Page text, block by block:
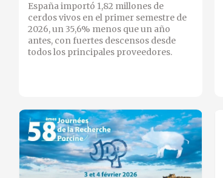
España importó 1,82 millones de
cerdos vivos en el primer semestre de
2026, un 35,6% menos que un año
antes, con fuertes descensos desde
todos los principales proveedores.